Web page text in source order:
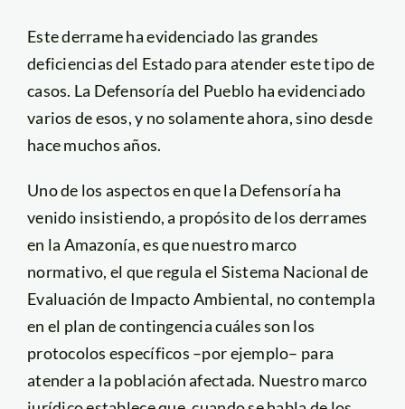
Este derrame ha evidenciado las grandes
deficiencias del Estado para atender este tipo de
casos. La Defensoría del Pueblo ha evidenciado
varios de esos, y no solamente ahora, sino desde
hace muchos años.
Uno de los aspectos en que la Defensoría ha
venido insistiendo, a propósito de los derrames
en la Amazonía, es que nuestro marco
normativo, el que regula el Sistema Nacional de
Evaluación de Impacto Ambiental, no contempla
en el plan de contingencia cuáles son los
protocolos específicos –por ejemplo– para
atender a la población afectada. Nuestro marco